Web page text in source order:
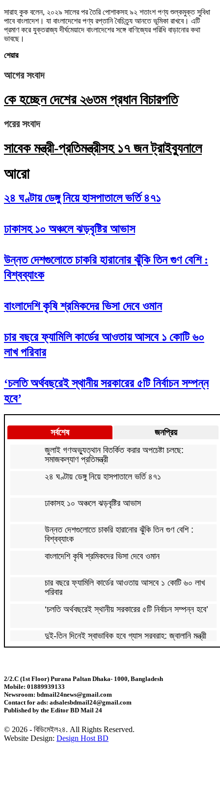
সারাহ কুক বলেন, ২০২৯ সালের পর তৈরি পোশাকসহ ৯২ শতাংশ পণ্য শুল্কমুক্ত সুবিধা
পাবে বাংলাদেশ। যা বাংলাদেশের পণ্য রপ্তানি বৈচিত্র্য আনতে ভূমিকা রাখবে। এটি
প্রমাণ করে যুক্তরাজ্য দীর্ঘমেয়াদে বাংলাদেশের সঙ্গে বাণিজ্যের পরিধি বাড়ানোর কথা
ভাবছে।
শেয়ার
আগের সংবাদ
কে হচ্ছেন দেশের ২৬তম প্রধান বিচারপতি
পরের সংবাদ
সাবেক মন্ত্রী-প্রতিমন্ত্রীসহ ১৭ জন ট্রাইব্যুনালে
আরো
২৪ ঘণ্টায় ডেঙ্গু নিয়ে হাসপাতালে ভর্তি ৪৭১
ঢাকাসহ ১০ অঞ্চলে ঝড়বৃষ্টির আভাস
উন্নত দেশগুলোতে চাকরি হারানোর ঝুঁকি তিন গুণ বেশি :
বিশ্বব্যাংক
বাংলাদেশি কৃষি শ্রমিকদের ভিসা দেবে ওমান
চার বছরে ফ্যামিলি কার্ডের আওতায় আসবে ১ কোটি ৬০
লাখ পরিবার
‘চলতি অর্থবছরেই স্থানীয় সরকারের ৫টি নির্বাচন সম্পন্ন
হবে’
সর্বশেষ
জনপ্রিয়
জুলাই গণঅভ্যুত্থান বিতর্কিত করার অপচেষ্টা চলছে:
সমাজকল্যাণ প্রতিমন্ত্রী
২৪ ঘণ্টায় ডেঙ্গু নিয়ে হাসপাতালে ভর্তি ৪৭১
ঢাকাসহ ১০ অঞ্চলে ঝড়বৃষ্টির আভাস
উন্নত দেশগুলোতে চাকরি হারানোর ঝুঁকি তিন গুণ বেশি :
বিশ্বব্যাংক
বাংলাদেশি কৃষি শ্রমিকদের ভিসা দেবে ওমান
চার বছরে ফ্যামিলি কার্ডের আওতায় আসবে ১ কোটি ৬০ লাখ
পরিবার
‘চলতি অর্থবছরেই স্থানীয় সরকারের ৫টি নির্বাচন সম্পন্ন হবে’
দুই-তিন দিনেই স্বাভাবিক হবে গ্যাস সরবরাহ: জ্বালানি মন্ত্রী
স্বর্ণ খাতকে বৈধ-জবাবদিহিমূলক শিল্পে রূপান্তরের উদ্যোগ
হামে ২৪ ঘণ্টায় আক্রান্ত ৮৬০, মৃত্যু ৬
শিকল ভেঙেছি গণতন্ত্র প্রতিষ্ঠায়: তথ্যমন্ত্রী
2/2.C (1st Floor) Purana Paltan Dhaka- 1000, Bangladesh
Mobile: 01889939133
Newsroom: bdmail24news@gmail.com
Contact for ads: adsalesbdmail24@gmail.com
Published by the Editor BD Mail 24
© 2026 - বিডিমেইল২৪. All Rights Reserved.
Website Design: Design Host BD